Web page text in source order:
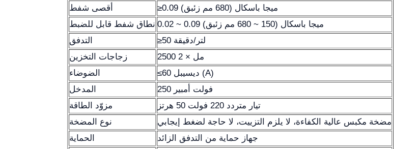
أقصى شفط
≥0.09 ميجا باسكال (680 مم زئبق)
نطاق شفط قابل للضبط
0.02 ~ 0.09 ميجا باسكال (150 ~ 680 مم زئبق)
التدفق
≥50 لتر/دقيقة
زجاجات التخزين
2500 مل × 2
الضوضاء
≤60 ديسيبل (A)
المدخل
250 فولت أمبير
مزوّد الطاقة
تيار متردد 220 فولت 50 هرتز
نوع المضخة
مضخة مكبس عالية الكفاءة، لا يلزم التزييت، لا حاجة لضغط إيجابي
الحماية
جهاز حماية من التدفق الزائد